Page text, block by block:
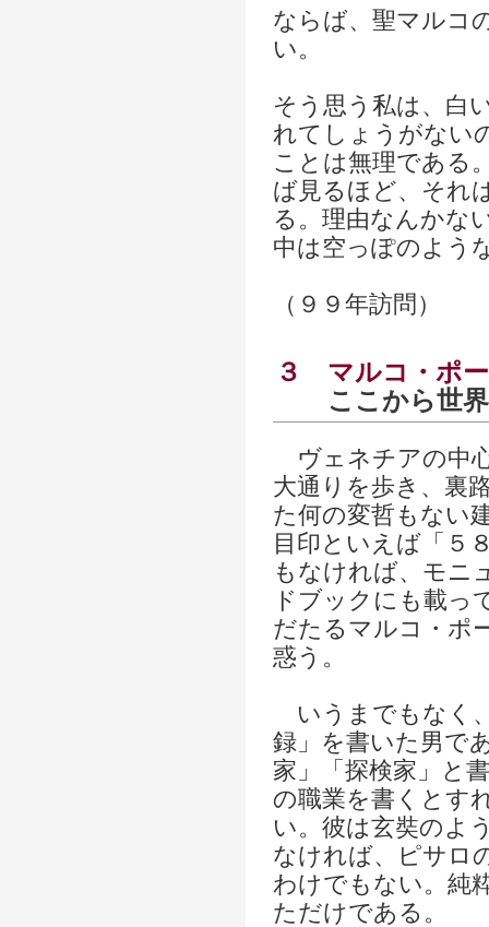
ならば、聖マルコ
い。
そう思う私は、白
れてしょうがない
ことは無理である
ば見るほど、それ
る。理由なんかな
中は空っぽのよう
（９９年訪問）
３
マルコ・
ここから世
ヴェネチアの中
大通りを歩き、裏
た何の変哲もない
目印といえば「５
もなければ、モニ
ドブックにも載っ
だたるマルコ・ポ
惑う。
いうまでもなく
録」を書いた男で
家」「探検家」と
の職業を書くとす
い。彼は玄奘のよ
なければ、ピサロ
わけでもない。純
ただけである。